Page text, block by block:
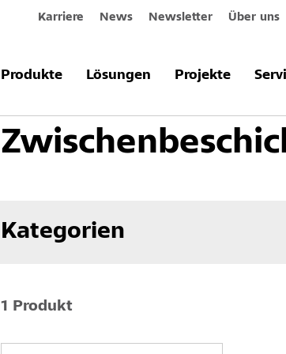
Karriere News Newsletter Über uns
Produkte Lösungen Projekte
Produkte & Systeme Innenraum Innen- und
Kategorien
1 Produkt